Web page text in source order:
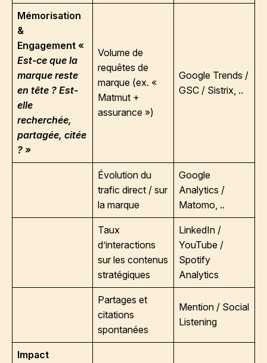
Mémorisation
&
Engagement «
Est-ce que la
marque reste
en tête ? Est-
elle
recherchée,
partagée, citée
? »
Volume de
requêtes de
marque (ex. «
Matmut +
assurance »)
Google Trends /
GSC / Sistrix, ..
Évolution du
trafic direct / sur
la marque
Google
Analytics /
Matomo, ..
Taux
d’interactions
sur les contenus
stratégiques
LinkedIn /
YouTube /
Spotify
Analytics
Partages et
citations
spontanées
Mention / Social
Listening
Impact